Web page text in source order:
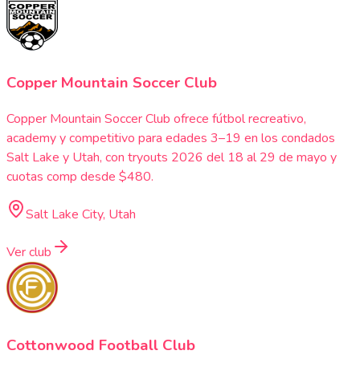
Copper Mountain Soccer Club
Copper Mountain Soccer Club ofrece fútbol recreativo,
academy y competitivo para edades 3–19 en los condados
Salt Lake y Utah, con tryouts 2026 del 18 al 29 de mayo y
cuotas comp desde $480.
Salt Lake City, Utah
Ver club
Cottonwood Football Club